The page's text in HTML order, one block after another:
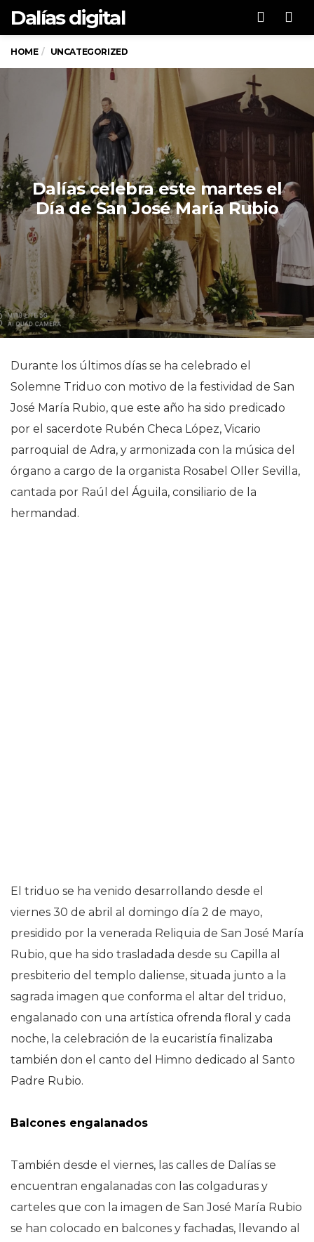
Dalías digital
HOME UNCATEGORIZED
Dalías celebra este martes el
Día de San José María Rubio
Durante los últimos días se ha celebrado el
Solemne Triduo con motivo de la festividad de San
José María Rubio, que este año ha sido predicado
por el sacerdote Rubén Checa López, Vicario
parroquial de Adra, y armonizada con la música del
órgano a cargo de la organista Rosabel Oller Sevilla,
cantada por Raúl del Águila, consiliario de la
hermandad.
El triduo se ha venido desarrollando desde el
viernes 30 de abril al domingo día 2 de mayo,
presidido por la venerada Reliquia de San José María
Rubio, que ha sido trasladada desde su Capilla al
presbiterio del templo daliense, situada junto a la
sagrada imagen que conforma el altar del triduo,
engalanado con una artística ofrenda floral y cada
noche, la celebración de la eucaristía finalizaba
también don el canto del Himno dedicado al Santo
Padre Rubio.
Balcones engalanados
También desde el viernes, las calles de Dalías se
encuentran engalanadas con las colgaduras y
carteles que con la imagen de San José María Rubio
se han colocado en balcones y fachadas, llevando al